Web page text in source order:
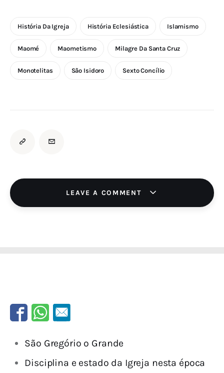
História Da Igreja História Eclesiástica Islamismo
Maomé Maometismo Milagre Da Santa Cruz
Monotelitas São Isidoro Sexto Concílio
LEAVE A COMMENT
São Gregório o Grande
Disciplina e estado da Igreja nesta época